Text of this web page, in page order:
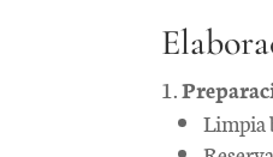
Limpia